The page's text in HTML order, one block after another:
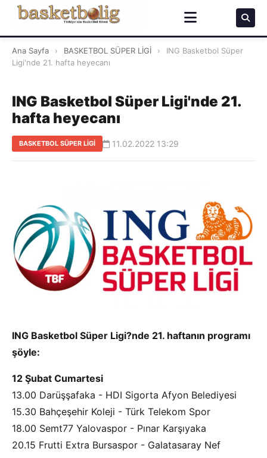
Ana Sayfa › BASKETBOL SÜPER LİGİ ›
ING Basketbol Süper
Ligi'nde 21. hafta heyecanı
ING Basketbol Süper Ligi'nde 21.
hafta heyecanı
BASKETBOL SÜPER LİGİ 11.02.2022 13:29
ING Basketbol Süper Ligi?nde 21. haftanın programı
şöyle:
12 Şubat Cumartesi
13.00 Darüşşafaka - HDI Sigorta Afyon Belediyesi
15.30 Bahçeşehir Koleji - Türk Telekom Spor
18.00 Semt77 Yalovaspor - Pınar Karşıyaka
20.15 Frutti Extra Bursaspor - Galatasaray Nef